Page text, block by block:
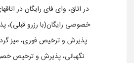
در اتاق، وای فای رایگان در
پذیرش و ترخیص فوری، میز
نگهبانی، پذیرش و ترخیص